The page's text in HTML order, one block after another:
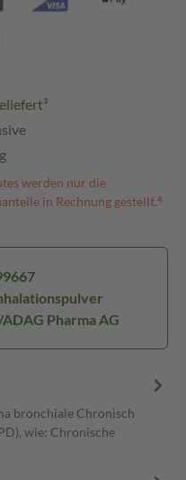
werden nur die
in Rechnung gestellt.⁴
Pharma AG
bronchiale Chronisch
wie: Chronische